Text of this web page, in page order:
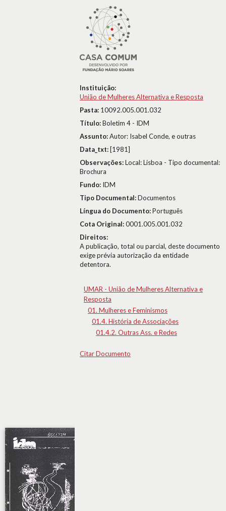
Instituição:
União de Mulheres Alternativa e Resposta
Pasta: 10092.005.001.032
Título:Boletim 4 - IDM
Assunto:Autor: Isabel Conde, e outras
Data_txt: [1981]
Observações:Local: Lisboa - Tipo documental:
Brochura
Fundo: IDM
Tipo Documental:Documentos
Língua do Documento:Português
Cota Original:0001.005.001.032
Direitos:
A publicação, total ou parcial, deste documento
exige prévia autorização da entidade
detentora.
UMAR - União de Mulheres Alternativa e
Resposta
01. Mulheres e Feminismos
01.4. História de Associações
01.4.2. Outras Ass. e Redes
Citar Documento